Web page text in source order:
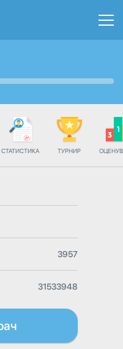
СТАТИСТИКА ТУРНИР
3957
31533948